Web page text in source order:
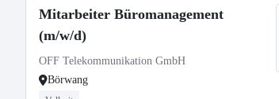
Mitarbeiter Büromanagement
(m/w/d)
OFF Telekommunikation GmbH
Börwang